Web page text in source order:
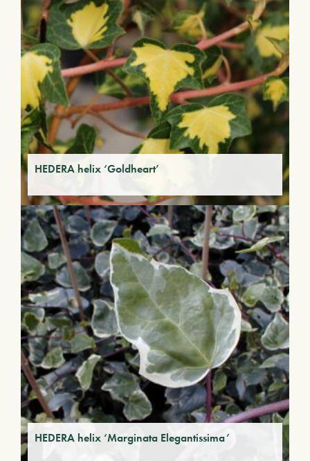
HEDERA helix ‘Goldheart’
HEDERA helix ‘Marginata Elegantissima’